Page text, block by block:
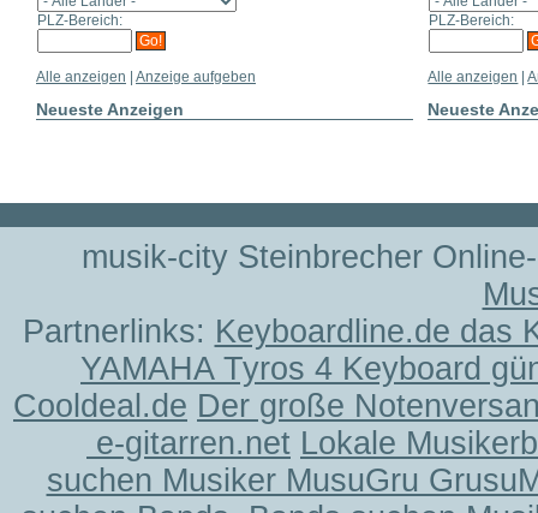
PLZ-Bereich:
Alle anzeigen |
Neueste
PLZ-Bereich:
Alle anzeigen Anzeige aufgeben
Neueste Anzeigen
musik-city Steinbrecher
Partnerlinks: Keyboardline.de das
YAMAHA Tyros 4 Keyboard
Cooldeal.de Der große
e-gitarren.net Lokale
suchen Musiker MusuGru